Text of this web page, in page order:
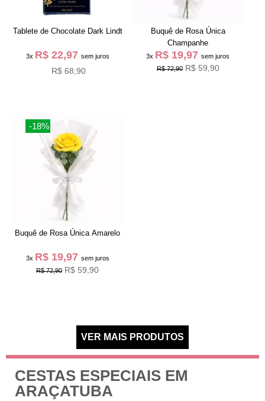
Tablete de Chocolate Dark Lindt
3x R$ 22,97 sem juros
R$ 68,90
Buquê de Rosa Única
Champanhe
3x R$ 19,97sem juros
R$ 72,90 R$ 59,90
-18%
Buquê de Rosa Única Amarelo
3x R$ 19,97 sem juros
R$ 72,90 R$ 59,90
CESTAS ESPECIAIS EM
ARAÇATUBA